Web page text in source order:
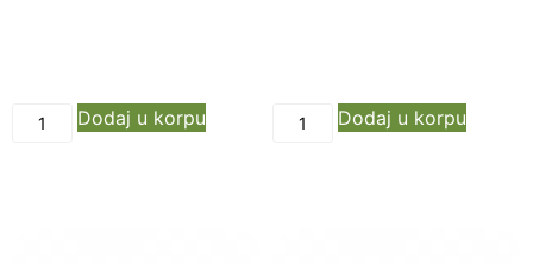
Dodaj u korpu Dodaj u korpu